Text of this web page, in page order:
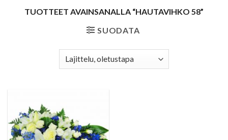
TUOTTEET AVAINSANALLA “HAUTAVIHKO 58”
SUODATA